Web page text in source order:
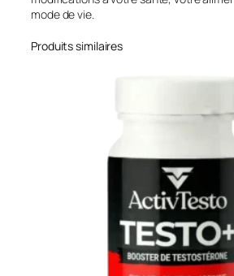
mode de vie.
Produits similaires